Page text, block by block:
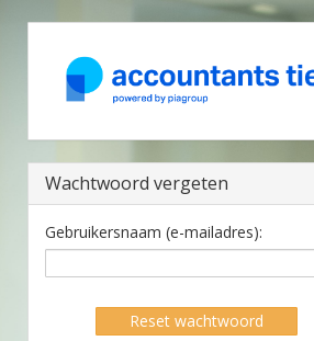
Wachtwoord vergeten
Gebruikersnaam (e-mailadres):